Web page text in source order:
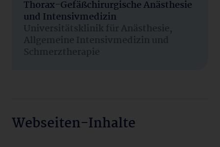
Thorax-Gefäßchirurgische Anästhesie
und Intensivmedizin
Universitätsklinik für Anästhesie,
Allgemeine Intensivmedizin und
Schmerztherapie
Webseiten-Inhalte